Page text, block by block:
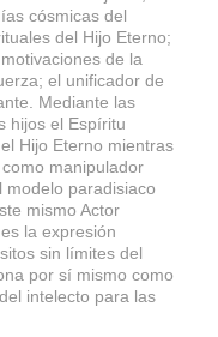
cósmicas del
del Hijo Eterno;
de la
el unificador de
Mediante las
hijos el Espíritu
Hijo Eterno mientras
manipulador
modelo paradisiaco
mismo Actor
la expresión
sin límites del
por sí mismo como
intelecto para las